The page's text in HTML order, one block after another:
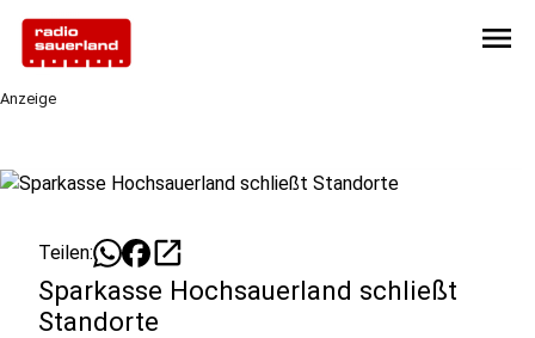
menu
Anzeige
Teilen: open_in_new
Sparkasse Hochsauerland schließt
Standorte